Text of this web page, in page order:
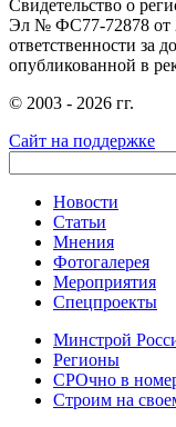
Свидетельство о
Эл № ФС77-72878 от
ответственности за
опубликованной в
© 2003 - 2026 гг.
Сайт на поддержке
Новости
Статьи
Мнения
Фотогалерея
Мероприятия
Спецпроекты
Минстрой
Регионы
СРОчно в
Строим на